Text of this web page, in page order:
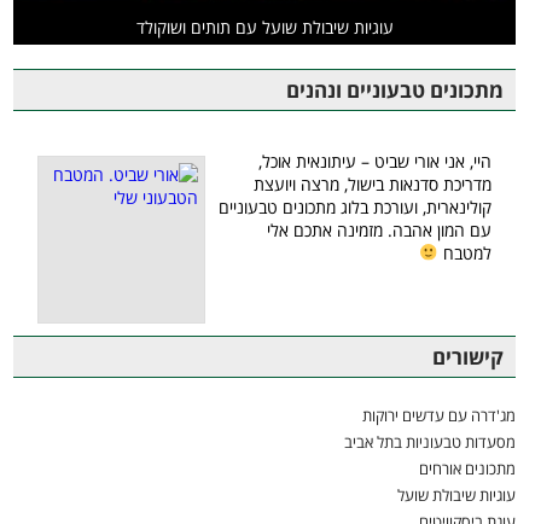
עוגיות שיבולת שועל עם תותים ושוקולד
מתכונים טבעוניים ונהנים
היי, אני אורי שביט – עיתונאית אוכל,
מדריכת סדנאות בישול, מרצה ויועצת
קולינארית, ועורכת בלוג מתכונים טבעוניים
עם המון אהבה. מזמינה אתכם אלי
למטבח
קישורים
מג'דרה עם עדשים ירוקות
מסעדות טבעוניות בתל אביב
מתכונים אורחים
עוגיות שיבולת שועל